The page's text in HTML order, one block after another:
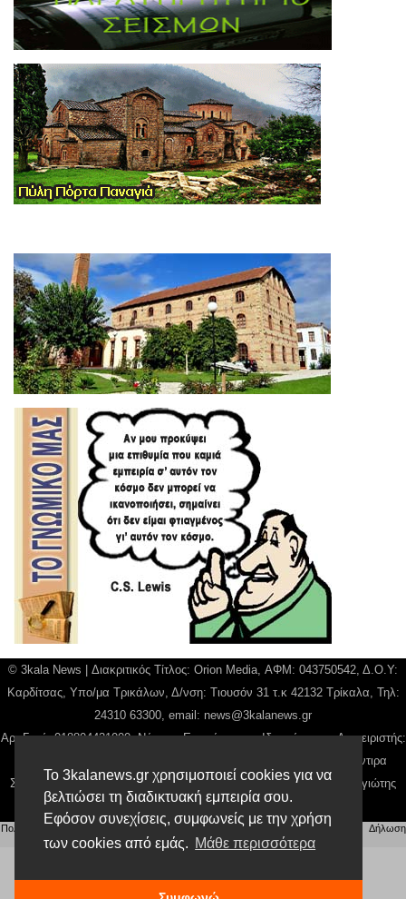
Το 3kalanews.gr χρησιμοποιεί cookies για να
βελτιώσει τη διαδικτυακή εμπειρία σου.
Εφόσον συνεχίσεις, συμφωνείς με την χρήση
των cookies από εμάς. Μάθε περισσότερα
© 3kala News | Διακριτικός Τίτλος: Orion Media, ΑΦΜ: 043750542, Δ.Ο.Υ:
Καρδίτσας, Υπο/μα Τρικάλων, Δ/νση: Τιουσόν 31 τ.κ 42132 Τρίκαλα, Τηλ:
24310 63300, email: news@3kalanews.gr
Αρ. Γεμή: 018804431000, Νόμιμος Εκπρόσωπος, Ιδιοκτήτης και Διαχειριστής:
Παναγιώτης Φιλίππου, Διευθύντρια: Γιαννουσά Βασιλική, Διευθύντιρα
Σύνταξης: Μπαλαμπάνη Βασιλική. Δικαιούχος domain name Παναγιώτης
Φιλίππου
Πολιτική απορρήτου Αίτηση Διαχείρισης Προσωπικών Δεδομένων |Όροι χρήσης
Δήλωση
Συμμόρφωσης